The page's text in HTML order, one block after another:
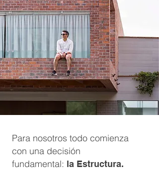
Para nosotros todo comienza
con una decisión
fundamental: la Estructura.